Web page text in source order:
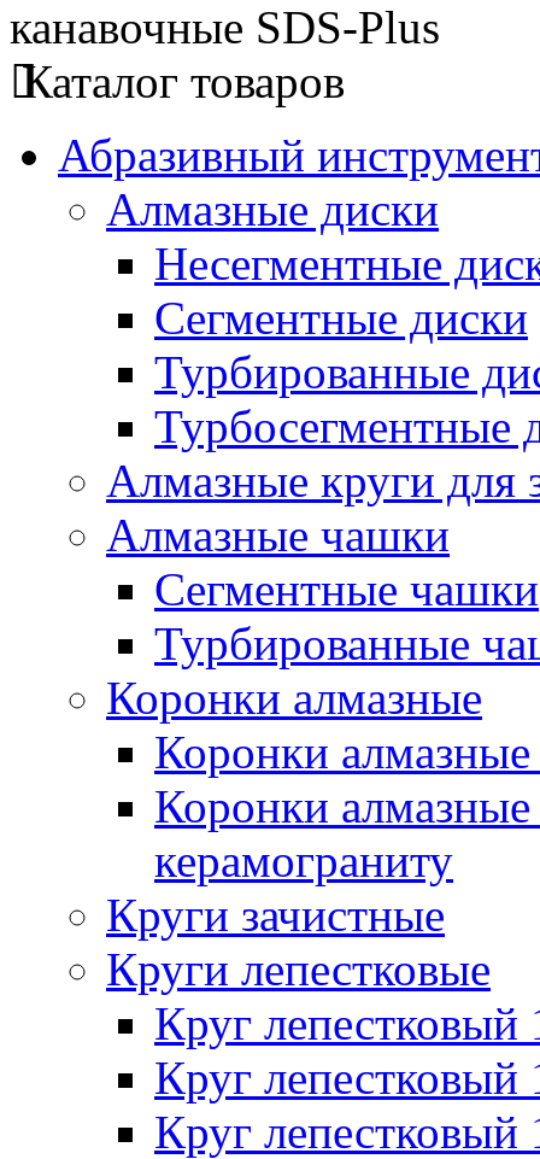
канавочные SDS-Plus
Каталог товаров
Абразивный
Алмазные диски
Несегментные
Сегментные диски
Турбированные
Турбосегментные
Алмазные круги для
Алмазные чашки
Сегментные чашки
Турбированные
Коронки алмазные
Коронки
Коронки
керамограниту
Круги зачистные
Круги лепестковые
Круг
Круг
Круг